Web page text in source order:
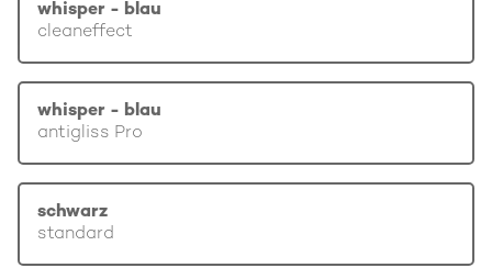
whisper - blau
cleaneffect
whisper - blau
antigliss Pro
schwarz
standard